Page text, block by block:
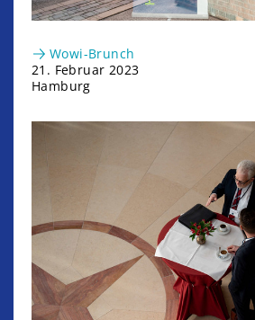
Wowi-Brunch
21. Februar 2023
Hamburg